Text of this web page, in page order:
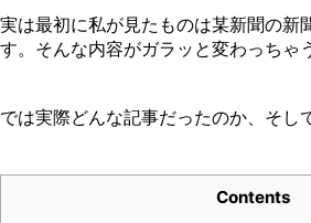
実は最初に私が見たものは某新聞の
す。そんな内容がガラッと変わっちゃ
では実際どんな記事だったのか、そし
Contents